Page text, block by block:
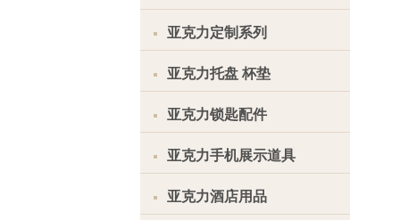
亚克力定制系列
亚克力托盘 杯垫
亚克力锁匙配件
亚克力手机展示道具
亚克力酒店用品